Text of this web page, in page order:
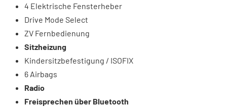
4 Elektrische Fensterheber
Drive Mode Select
ZV Fernbedienung
Sitzheizung
Kindersitzbefestigung / ISOFIX
6 Airbags
Radio
Freisprechen über Bluetooth